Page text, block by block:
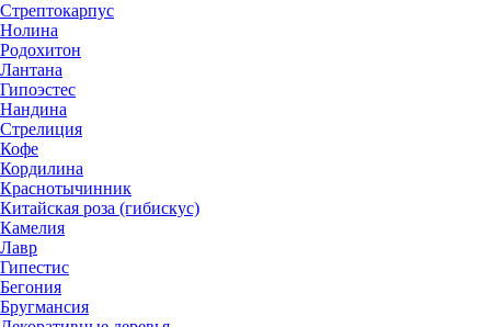
Стрептокарпус
Нолина
Родохитон
Лантана
Гипоэстес
Нандина
Стрелиция
Кофе
Кордилина
Краснотычинник
Китайская роза (гибискус)
Камелия
Лавр
Гипестис
Бегония
Бругмансия